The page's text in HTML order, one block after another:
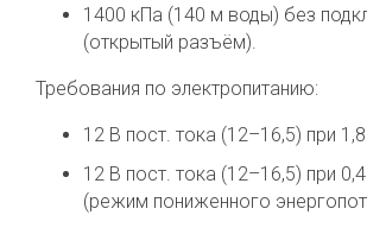
1400 кПа (140 м воды) без
(открытый разъём).
Требования по электропитанию:
12 В пост. тока (12–16,5) при
12 В пост. тока (12–16,5) при
(режим пониженного